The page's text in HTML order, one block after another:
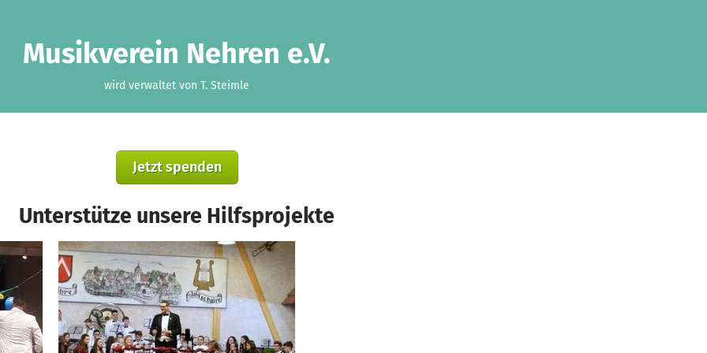
Musikverein Nehren e.V.
wird verwaltet von T. Steimle
Jetzt spenden
Unterstütze unsere Hilfsprojekte